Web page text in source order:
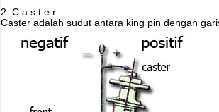
2. C a s t e r
Caster adalah sudut antara king pin dengan